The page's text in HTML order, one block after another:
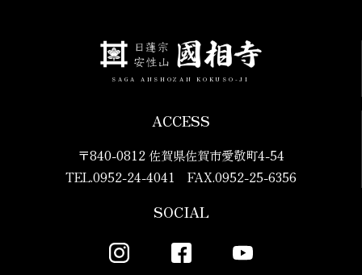
SAGA ANSHOZAN KOKUSO-JI
ACCESS
〒840-0812 佐賀県佐賀市愛敬町4-54
TEL.0952-24-4041 FAX.0952-25-6356
SOCIAL